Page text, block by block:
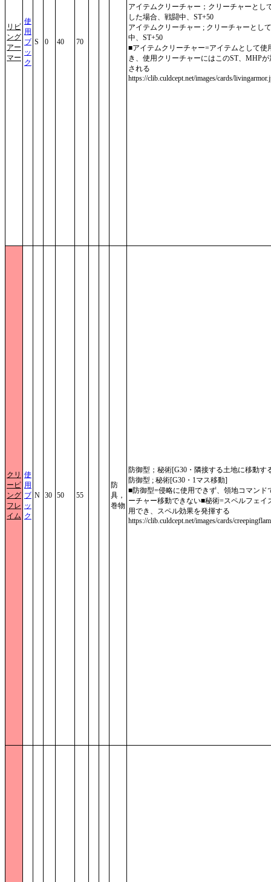
リビ
ング
アー
マー
使
用
ブ
ッ
ク
S 0 40 70
アイテムクリーチャー；クリーチャーとし
した場合、戦闘中、ST+50
アイテムクリーチャー ; クリーチャーとし
中、ST+50
■アイテムクリーチャー=アイテムとして使
き、使用クリーチャーにはこのST、MHPが
される
https://clib.culdcept.net/images/cards/
クリ
ーピ
ング
フレ
イム
使
用
ブ
ッ
ク
N 30 50 55
防
具，
巻物
防御型；秘術[G30・隣接する土地に移動す
防御型 ; 秘術[G30・1マス移動]
■防御型=侵略に使用できず、領地コマンド
ーチャー移動できない■秘術=スペルフェイ
用でき、スペル効果を発揮する
https://clib.culdcept.net/images/cards/